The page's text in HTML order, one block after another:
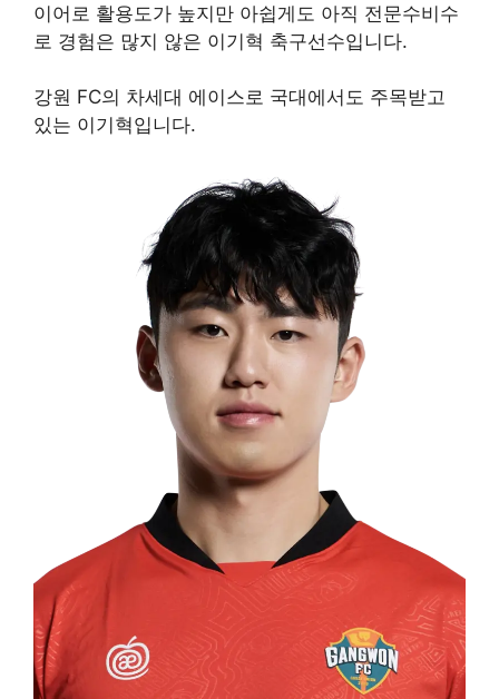
이어로 활용도가 높지만 아쉽게도 아직 전문수비수
로 경험은 많지 않은 이기혁 축구선수입니다.
강원 FC의 차세대 에이스로 국대에서도 주목받고
있는 이기혁입니다.